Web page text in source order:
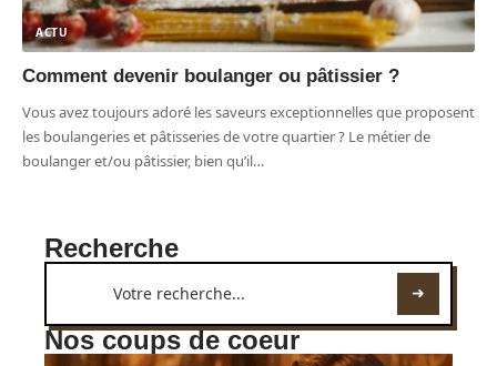
ACTU
Comment devenir boulanger ou pâtissier ?
Vous avez toujours adoré les saveurs exceptionnelles que proposent
les boulangeries et pâtisseries de votre quartier ? Le métier de
boulanger et/ou pâtissier, bien qu’il…
Recherche
Nos coups de coeur